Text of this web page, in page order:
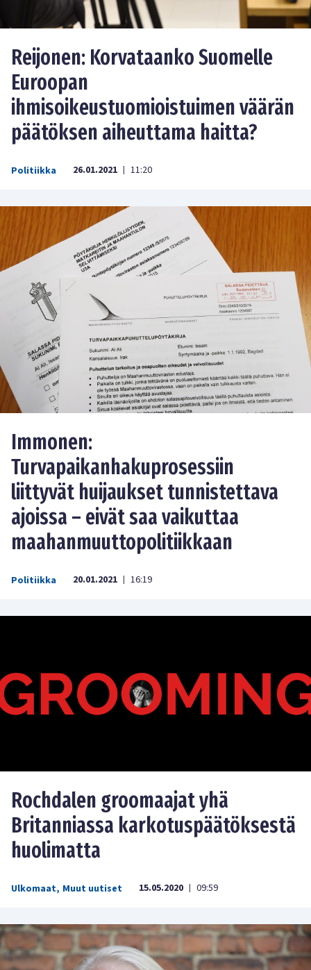
Reijonen: Korvataanko Suomelle
Euroopan
ihmisoikeustuomioistuimen väärän
päätöksen aiheuttama haitta?
Politiikka 26.01.2021 | 11:20
Immonen:
Turvapaikanhakuprosessiin
liittyvät huijaukset tunnistettava
ajoissa – eivät saa vaikuttaa
maahanmuuttopolitiikkaan
Politiikka 20.01.2021 | 16:19
Rochdalen groomaajat yhä
Britanniassa karkotuspäätöksestä
huolimatta
Ulkomaat, Muut uutiset 15.05.2020 | 09:59